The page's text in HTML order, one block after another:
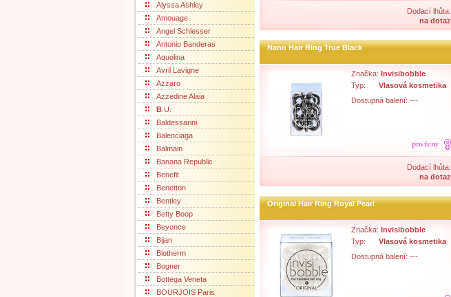
Alyssa Ashley
Amouage
Angel Schlesser
Antonio Banderas
Aquolina
Avril Lavigne
Azzaro
Azzedine Alaia
B .U.
Baldessarini
Balenciaga
Balmain
Banana Republic
Benefit
Benetton
Bentley
Betty Boop
Beyonce
Bijan
Biotherm
Bogner
Bottega Veneta
BOURJOIS Paris
Dodací lhůta:
na dotaz
Nano Hair Ring True Black
Značka: Invisibobble
Typ:
Vlasová kosmetika
Dostupná balení: ---
Dodací lhůta:
na dotaz
Original Hair Ring Royal Pearl
Značka: Invisibobble
Typ:
Vlasová kosmetika
Dostupná balení: ---